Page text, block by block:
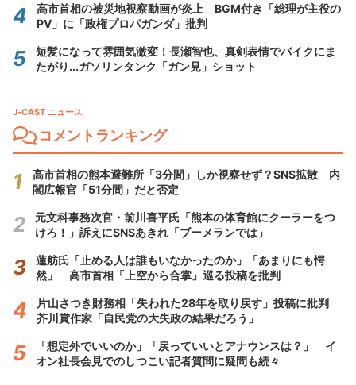
高市首相の被災地視察動画が炎上 BGM付き「総理が主役の
PV」に「政権プロパガンダ」批判
短髪になって雰囲気激変！長瀬智也、真剣表情でバイクにま
たがり...ガソリンタンク「ガン見」ショット
J-CAST ニュース
コメントランキング
高市首相の熊本避難所「3分間」しか視察せず？SNS拡散 内
閣広報官「51分間」だと否定
元文科事務次官・前川喜平氏「熊本の体育館にクーラーをつ
けろ！」訴えにSNSあきれ「ブーメランでは」
蓮舫氏「止める人は誰もいなかったのか」「あまりにも愕
然」 高市首相「上空から合掌」巡る投稿を批判
片山さつき財務相「失われた28年を取り戻す」投稿に批判
芥川賞作家「自民党の大失政の結果だろう」
「想定外でいいのか」「戻っていいとアナウンスは？」 イ
オン社長会見でのしつこい記者質問に疑問も続々